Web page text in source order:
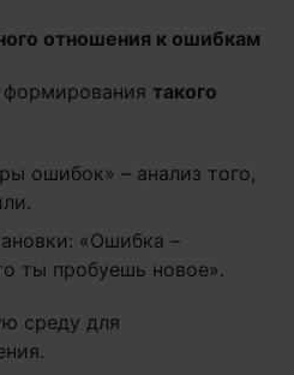
отношения к ошибкам
такого
ошибок» – анализ того,
«Ошибка –
ты пробуешь новое».
среду для